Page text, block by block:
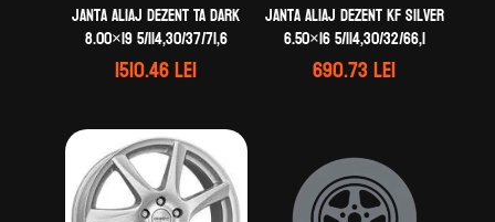
Janta aliaj DEZENT TA dark
8.00×19 5/114,30/37/71,6
1510.46lei
Janta aliaj DEZENT KF silver
6.50×16 5/114,30/32/66,1
690.73lei